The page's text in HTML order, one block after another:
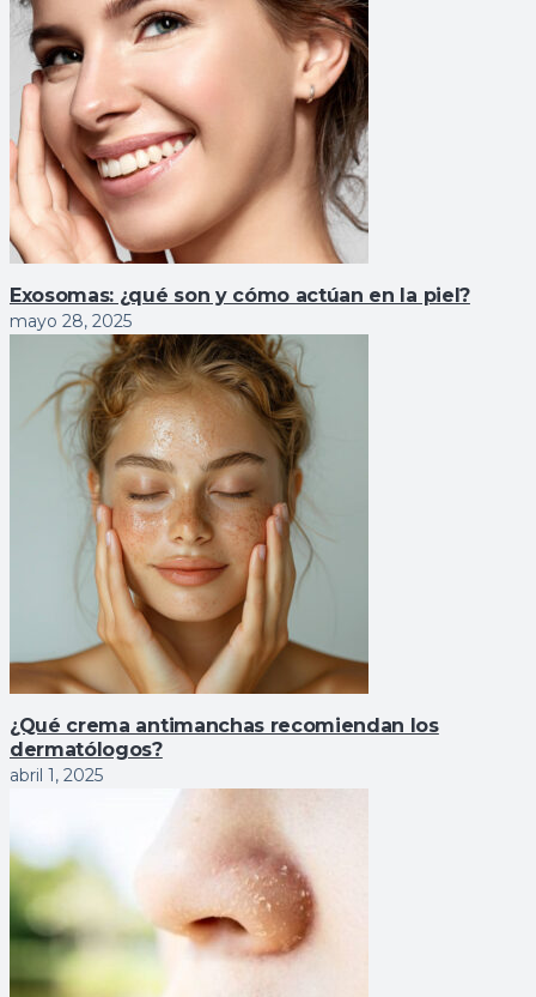
Exosomas: ¿qué son y cómo actúan en la piel?
mayo 28, 2025
¿Qué crema antimanchas recomiendan los
dermatólogos?
abril 1, 2025